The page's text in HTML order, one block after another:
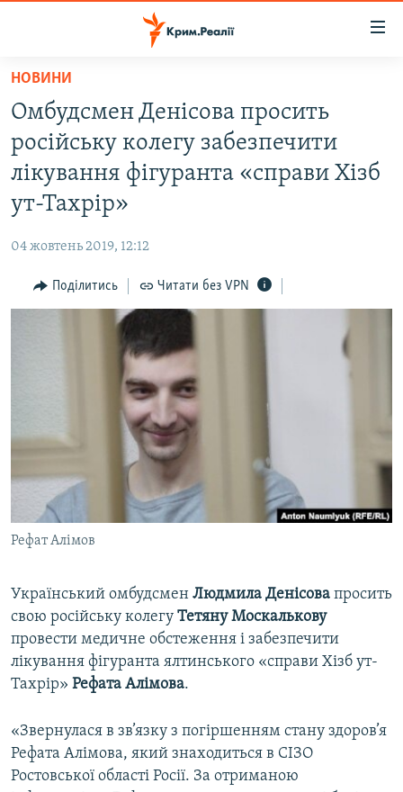
Перейти
основного
матеріалу
Перейти
до
основної
Перейти
пошуку
НОВИНИ
ВОДА.КРИМ
ВІДЕО ТА ФОТО
ПОЛІТИКА
ІНТЕРВ'Ю
ВІДЕОУРОКИ «ELIFBE»
СВІДЧЕННЯ ОКУПАЦІЇ
УКРАЇНСЬКА ПРОБЛЕМА КРИМУ
ІНФОГРАФІКА
ЯК ОБІЙТИ БЛОКУВАННЯ
Русский
ДОЛУЧАЙСЯ!
Усі сайти RFE/RL
НОВИНИ
Омбудсмен Денісова просить
російську колегу забезпечити
лікування фігуранта «справи Хізб
ут-Тахрір»
04 жовтень 2019, 12:12
Поділитись Читати без VPN
Рефат Алімов
Український омбудсмен Людмила Денісова просить
свою російську колегу Тетяну Москалькову
провести медичне обстеження і забезпечити
лікування фігуранта ялтинського «справи Хізб ут-
Тахрір» Рефата Алімова.
«Звернулася в зв’язку з погіршенням стану здоров’я
Рефата Алімова, який знаходиться в СІЗО
Ростовської області Росії. За отриманою